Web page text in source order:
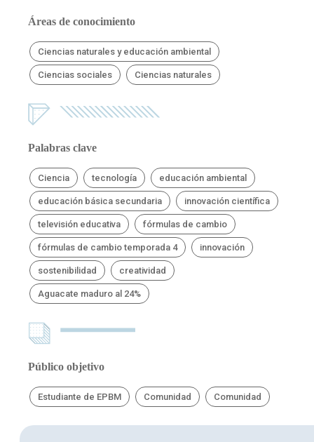
Áreas de conocimiento
Ciencias naturales y educación ambiental
Ciencias sociales Ciencias naturales
Palabras clave
Ciencia tecnología educación ambiental
educación básica secundaria innovación científica
televisión educativa fórmulas de cambio
fórmulas de cambio temporada 4 innovación
sostenibilidad creatividad
Aguacate maduro al 24%
Público objetivo
Estudiante de EPBM Comunidad Comunidad